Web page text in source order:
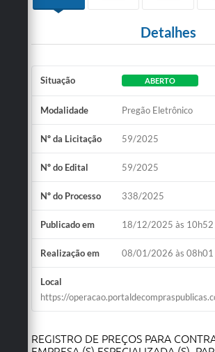
Legislação
Notícias
Conselho Tutelar.
Carta de Serviços
Obras
Emprega
Links
Detalhes
Situação ABERTO
Modalidade Pregão Eletrônico
Nº da Licitação 59/2025
Nº do Edital 59/2025
Nº do Processo 338/2025
Publicado em 18/12/2025 às 10h52
Realização em 08/01/2026 às 08h01
Local
https://
REGISTRO DE PREÇOS PARA